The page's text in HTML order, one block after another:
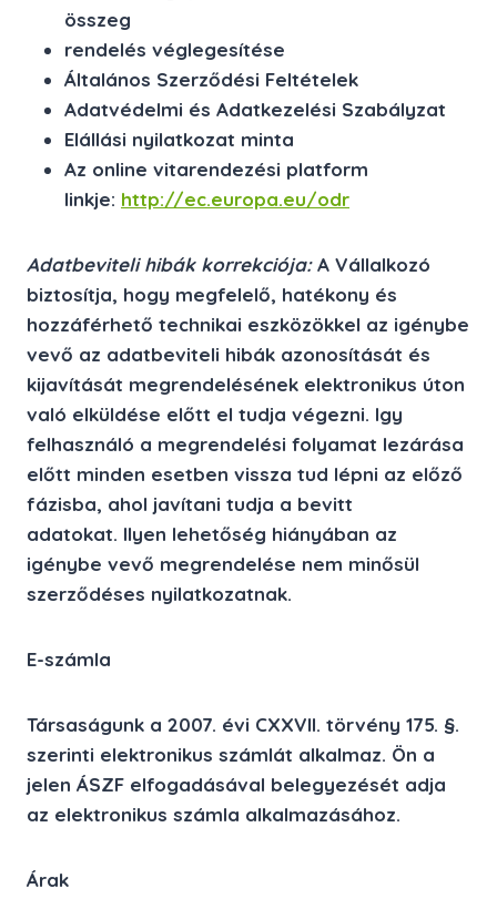
összeg
rendelés véglegesítése
Általános Szerződési Feltételek
Adatvédelmi és Adatkezelési Szabályzat
Elállási nyilatkozat minta
Az online vitarendezési platform
linkje: http://ec.europa.eu/odr
Adatbeviteli hibák korrekciója:A Vállalkozó
biztosítja, hogy megfelelő, hatékony és
hozzáférhető technikai eszközökkel az igénybe
vevő az adatbeviteli hibák azonosítását és
kijavítását megrendelésének elektronikus úton
való elküldése előtt el tudja végezni. Igy
felhasználó a megrendelési folyamat lezárása
előtt minden esetben vissza tud lépni az előző
fázisba, ahol javítani tudja a bevitt
adatokat. Ilyen lehetőség hiányában az
igénybe vevő megrendelése nem minősül
szerződéses nyilatkozatnak.
E-számla
Társaságunk a 2007. évi CXXVII. törvény 175. §.
szerinti elektronikus számlát alkalmaz. Ön a
jelen ÁSZF elfogadásával belegyezését adja
az elektronikus számla alkalmazásához.
Árak